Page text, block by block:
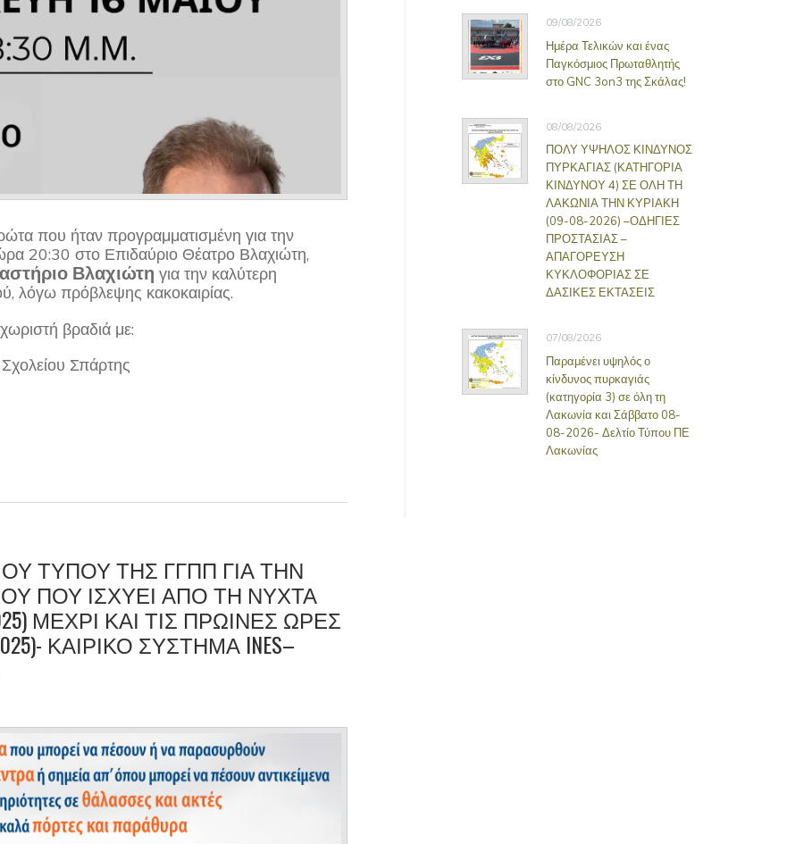
που ήταν προγραμματισμένη για την
20:30 στο Επιδαύριο Θέατρο Βλαχιώτη,
Βλαχιώτη για την καλύτερη
λόγω πρόβλεψης κακοκαιρίας.
βραδιά με:
Σπάρτης
ΤΎΠΟΥ ΤΗΣ ΓΓΠΠ ΓΙΑ ΤΗΝ
ΠΟΥ ΙΣΧΎΕΙ ΑΠΌ ΤΗ ΝΎΧΤΑ
ΜΈΧΡΙ ΚΑΙ ΤΙΣ ΠΡΩΙΝΈΣ ΏΡΕΣ
ΚΑΙΡΙΚΌ ΣΎΣΤΗΜΑ INES–
09/08/2026
Ημέρα Τελικών και ένας
Παγκόσμιος Πρωταθλητής
στο GNC 3on3 της Σκάλας!
08/08/2026
ΠΟΛΥ ΥΨΗΛΟΣ ΚΙΝΔΥΝΟΣ
ΠΥΡΚΑΓΙΑΣ (ΚΑΤΗΓΟΡΙΑ
ΚΙΝΔΥΝΟΥ 4) ΣΕ ΟΛΗ ΤΗ
ΛΑΚΩΝΙΑ ΤΗΝ ΚΥΡΙΑΚΗ
(09-08-2026) –ΟΔΗΓΙΕΣ
ΠΡΟΣΤΑΣΙΑΣ –
ΑΠΑΓΟΡΕΥΣΗ
ΚΥΚΛΟΦΟΡΙΑΣ ΣΕ
ΔΑΣΙΚΕΣ ΕΚΤΑΣΕΙΣ
07/08/2026
Παραμένει υψηλός ο
κίνδυνος πυρκαγιάς
(κατηγορία 3) σε όλη τη
Λακωνία και Σάββατο 08-
08-2026- Δελτίο Τύπου ΠΕ
Λακωνίας